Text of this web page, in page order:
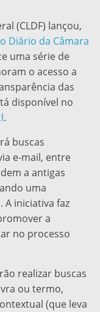
(CLDF) lançou,
Diário da Câmara
uma série de
o acesso a
das
disponível no
.
buscas
e-mail, entre
a antigas
uma
iniciativa faz
a
no processo
realizar buscas
ou termo,
(que leva